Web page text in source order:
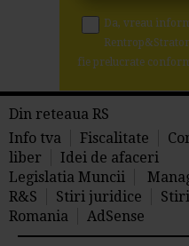
Da, vreau
fie prelucrate
Din reteaua RS
Info tva
Fiscalitate
liber
Idei de afaceri
Legislatia Muncii
R&S
Stiri juridice
Romania
AdSense